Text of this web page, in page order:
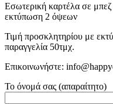
Εσωτερική καρτέλα σε μπεζ
εκτύπωση 2 όψεων
Τιμή προσκλητηρίου με
παραγγελία 50τμχ.
Επικοινωνήστε:
Το όνομά σας (απαραίτητο)